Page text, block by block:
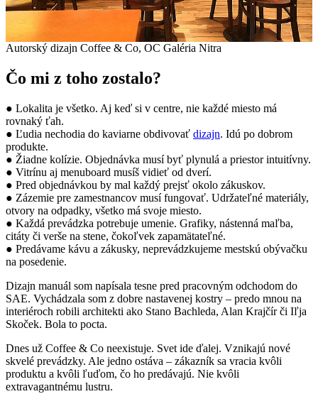
Autorský dizajn Coffee & Co, OC Galéria Nitra
Čo mi z toho zostalo?
● Lokalita je všetko. Aj keď si v centre, nie každé miesto má
rovnaký ťah.
● Ľudia nechodia do kaviarne obdivovať dizajn. Idú po dobrom
produkte.
● Žiadne kolízie. Objednávka musí byť plynulá a priestor intuitívny.
● Vitrínu aj menuboard musíš vidieť od dverí.
● Pred objednávkou by mal každý prejsť okolo zákuskov.
● Zázemie pre zamestnancov musí fungovať. Udržateľné materiály,
otvory na odpadky, všetko má svoje miesto.
● Každá prevádzka potrebuje umenie. Grafiky, nástenná maľba,
citáty či verše na stene, čokoľvek zapamätateľné.
● Predávame kávu a zákusky, neprevádzkujeme mestskú obývačku
na posedenie.
Dizajn manuál som napísala tesne pred pracovným odchodom do
SAE. Vychádzala som z dobre nastavenej kostry – predo mnou na
interiéroch robili architekti ako Stano Bachleda, Alan Krajčír či Iľja
Skoček. Bola to pocta.
Dnes už Coffee & Co neexistuje. Svet ide ďalej. Vznikajú nové
skvelé prevádzky. Ale jedno ostáva – zákazník sa vracia kvôli
produktu a kvôli ľuďom, čo ho predávajú. Nie kvôli
extravagantnému lustru.